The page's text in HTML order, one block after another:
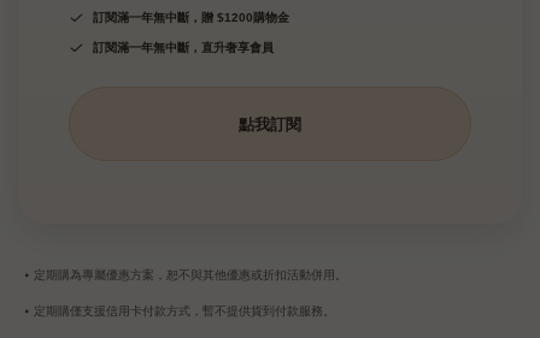
訂閱滿一年無中斷，贈 $1200購物金
訂閱滿一年無中斷，直升奢享會員
點我訂閱
• 定期購為專屬優惠方案，恕不與其他優惠或折扣活動併用。
• 定期購僅支援信用卡付款方式，暫不提供貨到付款服務。